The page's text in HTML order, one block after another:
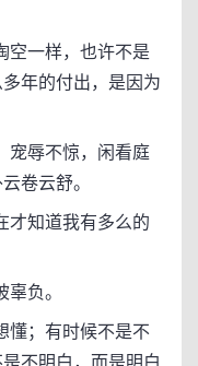
一样，也许不是
年的付出，是因为
辱不惊，闲看庭
卷云舒。
知道我有多么的
负。
；有时候不是不
不明白，而是明白